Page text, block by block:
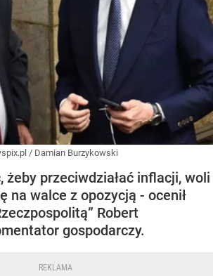
/ Damian Burzykowski
żeby przeciwdziałać inflacji, woli
na walce z opozycją - ocenił
Robert
gospodarczy.